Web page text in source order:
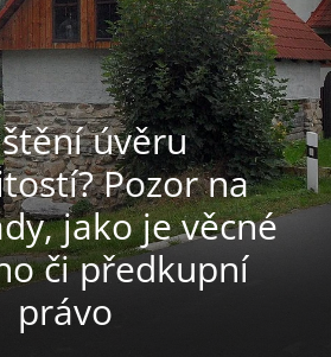
úvěru
Pozor na
jako je věcné
či předkupní
právo